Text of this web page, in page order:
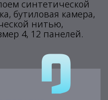
синтетической
бутиловая камера,
нитью,
4, 12 панелей.